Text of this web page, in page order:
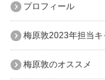
プロフィール
梅原敦2023年担当キ
梅原敦のオススメ